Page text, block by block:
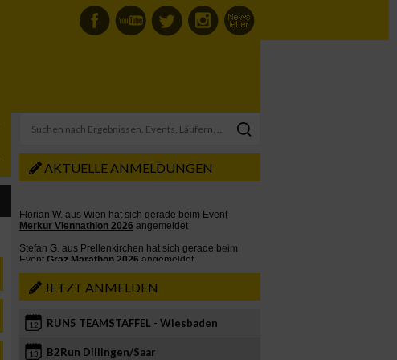
AKTUELLE ANMELDUNGEN
JETZT ANMELDEN
12 RUN5 TEAMSTAFFEL - Wiesbaden
13 B2Run Dillingen/Saar